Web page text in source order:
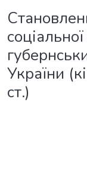
України
ст.)